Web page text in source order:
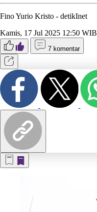
Fino Yurio Kristo - detikInet
Kamis, 17 Jul 2025 12:50 WIB
7 komentar